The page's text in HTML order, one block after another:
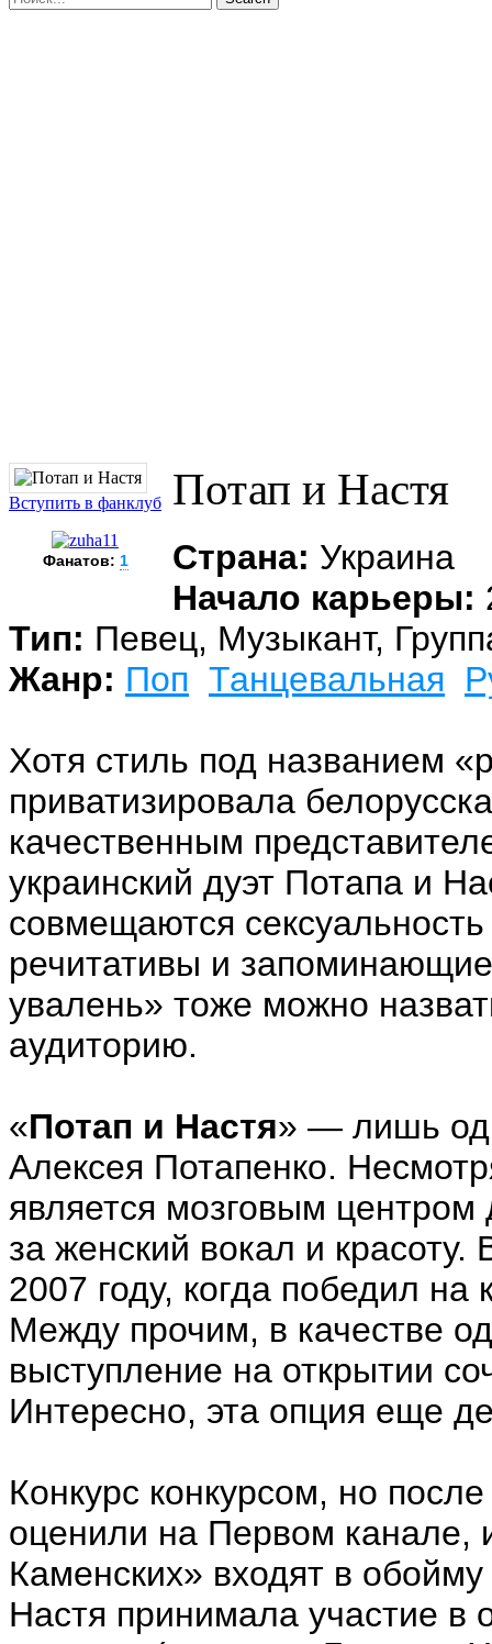
Вступить в фанклуб
Фанатов: 1
Потап и Настя
Страна: Украина
Начало карьеры:
Тип: Певец, Музыкант,
Жанр: Поп Танцевальная
Хотя стиль под названием
приватизировала
качественным
украинский дуэт Потапа и
совмещаются
речитативы и
увалень» тоже можно
аудиторию.
«Потап и Настя» — лишь
Алексея Потапенко.
является мозговым центром
за женский вокал и красоту.
2007 году, когда победил на
Между прочим, в качестве
выступление на открытии
Интересно, эта опция еще
Конкурс конкурсом, но
оценили на Первом канале,
Каменских» входят в
Настя принимала участие в